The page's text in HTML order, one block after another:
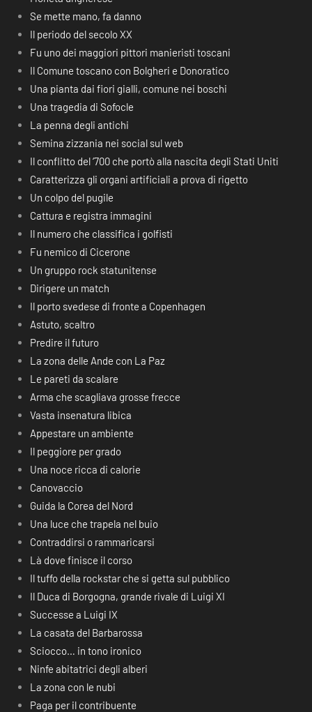
Se mette mano, fa danno
Il periodo del secolo XX
Fu uno dei maggiori pittori manieristi toscani
Il Comune toscano con Bolgheri e Donoratico
Una pianta dai fiori gialli, comune nei boschi
Una tragedia di Sofocle
La penna degli antichi
Semina zizzania nei social sul web
Il conflitto del ‘700 che portò alla nascita degli Stati Uniti
Caratterizza gli organi artificiali a prova di rigetto
Un colpo del pugile
Cattura e registra immagini
Il numero che classifica i golfisti
Fu nemico di Cicerone
Un gruppo rock statunitense
Dirigere un match
Il porto svedese di fronte a Copenhagen
Astuto, scaltro
Predire il futuro
La zona delle Ande con La Paz
Le pareti da scalare
Arma che scagliava grosse frecce
Vasta insenatura libica
Appestare un ambiente
Il peggiore per grado
Una noce ricca di calorie
Canovaccio
Guida la Corea del Nord
Una luce che trapela nel buio
Contraddirsi o rammaricarsi
Là dove finisce il corso
Il tuffo della rockstar che si getta sul pubblico
Il Duca di Borgogna, grande rivale di Luigi XI
Successe a Luigi IX
La casata del Barbarossa
Sciocco… in tono ironico
Ninfe abitatrici degli alberi
La zona con le nubi
Paga per il contribuente